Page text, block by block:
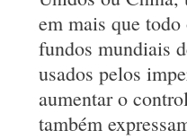
em mais que
fundos mundiais
usados pelos
aumentar o
também